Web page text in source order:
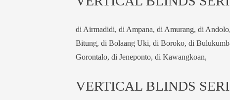
di Airmadidi, di Ampana, di Amurang, di
Bitung, di Bolaang Uki, di Boroko, di
Gorontalo, di Jeneponto, di Kawangkoan,
VERTICAL BLINDS